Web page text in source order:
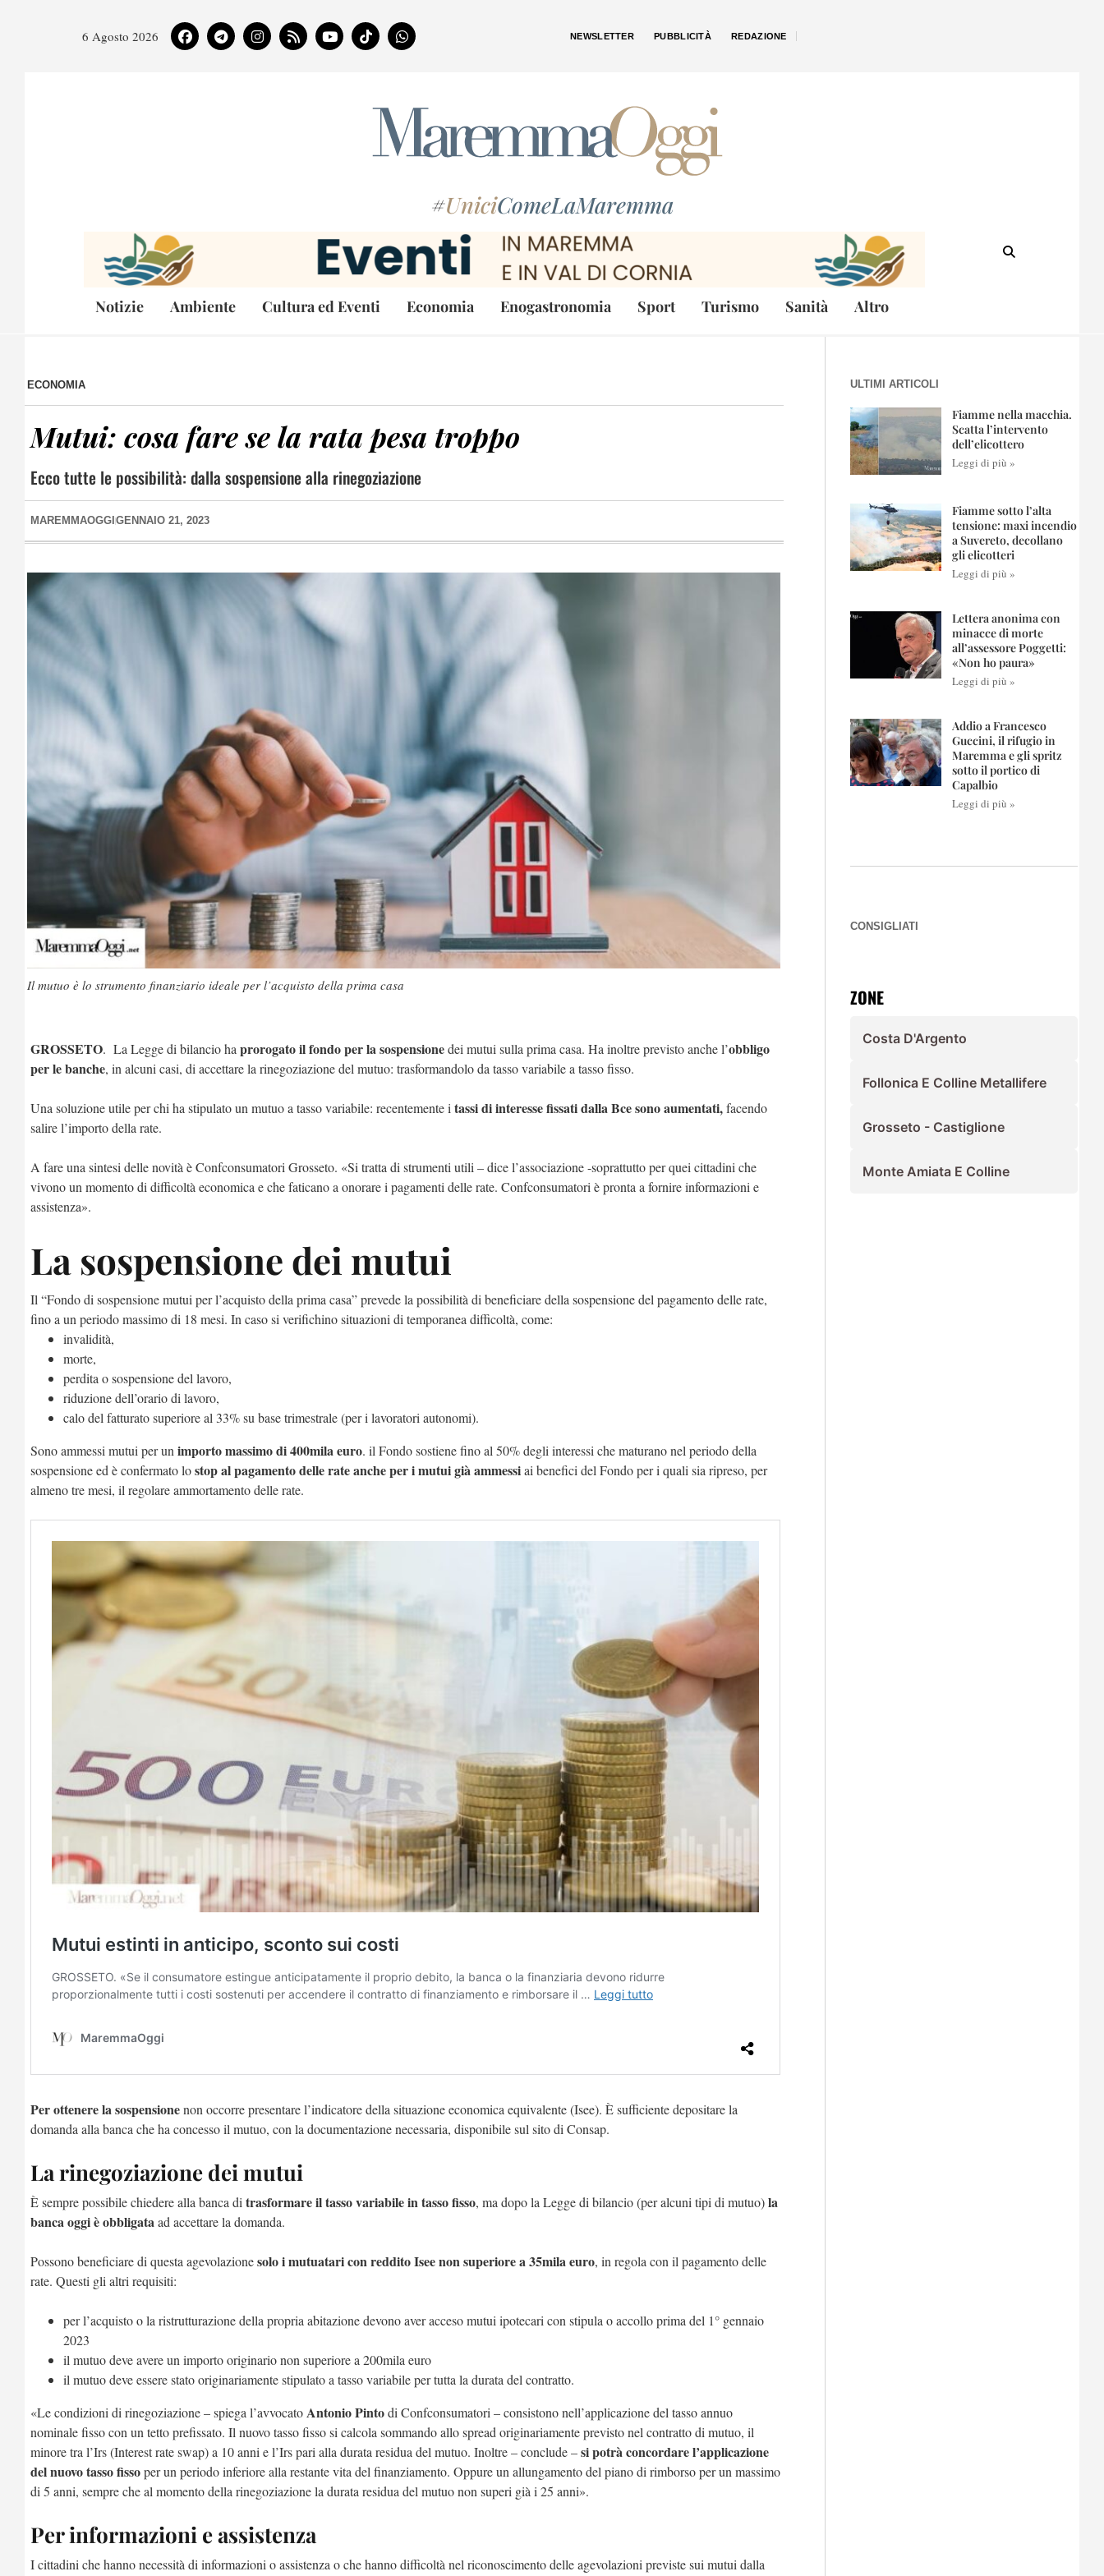
6 Agosto 2026 NEWSLETTER PUBBLICITÀ REDAZIONE
#UniciComeLaMaremma
Notizie Ambiente Cultura ed Eventi Economia Enogastronomia Sport Turismo Sanità Altro
ECONOMIA
Mutui: cosa fare se la rata pesa troppo
Ecco tutte le possibilità: dalla sospensione alla rinegoziazione
MAREMMAOGGI GENNAIO 21, 2023
Il mutuo è lo strumento finanziario ideale per l’acquisto della prima casa
GROSSETO. La Legge di bilancio ha prorogato il fondo per la sospensionedei mutui sulla prima casa. Ha inoltre previsto anche l’obbligo
per le banche, in alcuni casi, di accettare la rinegoziazione del mutuo: trasformandolo da tasso variabile a tasso fisso.
Una soluzione utile per chi ha stipulato un mutuo a tasso variabile: recentemente i tassi di interesse fissati dalla Bce sono aumentati,facendo
salire l’importo della rate.
A fare una sintesi delle novità è Confconsumatori Grosseto. «Si tratta di strumenti utili – dice l’associazione -soprattutto per quei cittadini che
vivono un momento di difficoltà economica e che faticano a onorare i pagamenti delle rate. Confconsumatori è pronta a fornire informazioni e
assistenza».
La sospensione dei mutui
Il “Fondo di sospensione mutui per l’acquisto della prima casa” prevede la possibilità di beneficiare della sospensione del pagamento delle rate,
fino a un periodo massimo di 18 mesi. In caso si verifichino situazioni di temporanea difficoltà, come:
invalidità,
morte,
perdita o sospensione del lavoro,
riduzione dell’orario di lavoro,
calo del fatturato superiore al 33% su base trimestrale (per i lavoratori autonomi).
Sono ammessi mutui per un importo massimo di 400mila euro. il Fondo sostiene fino al 50% degli interessi che maturano nel periodo della
sospensione ed è confermato lostop al pagamento delle rate anche per i mutui già ammessiai benefici del Fondo per i quali sia ripreso, per
almeno tre mesi, il regolare ammortamento delle rate.
Per ottenere la sospensionenon occorre presentare l’indicatore della situazione economica equivalente (Isee). È sufficiente depositare la
domanda alla banca che ha concesso il mutuo, con la documentazione necessaria, disponibile sul sito di Consap.
La rinegoziazione dei mutui
È sempre possibile chiedere alla banca di trasformare il tasso variabile in tasso fisso, ma dopo la Legge di bilancio (per alcuni tipi di mutuo)la
banca oggi è obbligataad accettare la domanda.
Possono beneficiare di questa agevolazionesolo i mutuatari con reddito Isee non superiore a 35mila euro, in regola con il pagamento delle
rate. Questi gli altri requisiti:
per l’acquisto o la ristrutturazione della propria abitazione devono aver acceso mutui ipotecari con stipula o accollo prima del 1° gennaio
2023
il mutuo deve avere un importo originario non superiore a 200mila euro
il mutuo deve essere stato originariamente stipulato a tasso variabile per tutta la durata del contratto.
«Le condizioni di rinegoziazione – spiega l’avvocatoAntonio Pintodi Confconsumatori – consistono nell’applicazione del tasso annuo
nominale fisso con un tetto prefissato. Il nuovo tasso fisso si calcola sommando allo spread originariamente previsto nel contratto di mutuo, il
minore tra l’Irs (Interest rate swap) a 10 anni e l’Irs pari alla durata residua del mutuo. Inoltre – conclude –si potrà concordare l’applicazione
del nuovo tasso fissoper un periodo inferiore alla restante vita del finanziamento. Oppure un allungamento del piano di rimborso per un massimo
di 5 anni, sempre che al momento della rinegoziazione la durata residua del mutuo non superi già i 25 anni».
Per informazioni e assistenza
I cittadini che hanno necessità di informazioni o assistenza o che hanno difficoltà nel riconoscimento delle agevolazioni previste sui mutui dalla
ULTIMI ARTICOLI
Fiamme nella macchia.
Scatta l’intervento
dell’elicottero
Leggi di più »
Fiamme sotto l’alta
tensione: maxi incendio
a Suvereto, decollano
gli elicotteri
Leggi di più »
Lettera anonima con
minacce di morte
all’assessore Poggetti:
«Non ho paura»
Leggi di più »
Addio a Francesco
Guccini, il rifugio in
Maremma e gli spritz
sotto il portico di
Capalbio
Leggi di più »
CONSIGLIATI
ZONE
Costa D'Argento
Follonica E Colline Metallifere
Grosseto - Castiglione
Monte Amiata E Colline